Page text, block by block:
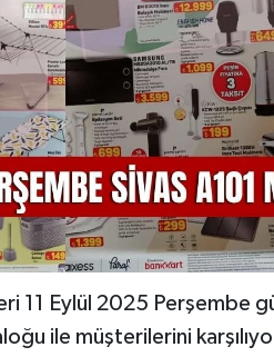
11 Eylül 2025 Perşembe
ile müşterilerini